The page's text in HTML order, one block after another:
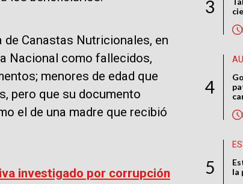
Canastas Nutricionales, en
Nacional como fallecidos,
menores de edad que
pero que su documento
el de una madre que recibió
investigado por corrupción
3
4
5
la